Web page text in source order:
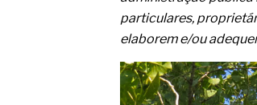
ficou
particulares,
elaborem e/ou